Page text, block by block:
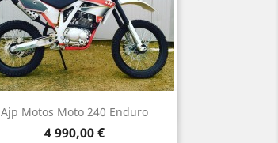
Ajp Motos Moto 240 Enduro
Prix
4 990,00 €
Aperçu rapide